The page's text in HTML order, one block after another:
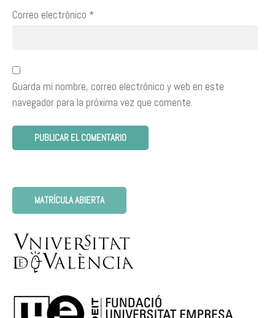
Correo electrónico *
Guarda mi nombre, correo electrónico y web en este
navegador para la próxima vez que comente.
MATRÍCULA ABIERTA